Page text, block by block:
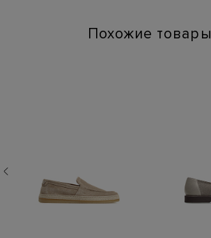
Похожие товары